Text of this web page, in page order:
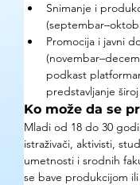
Snimanje i
Promocija i javni
podkast
predstavljanje
Ko može da se
Mladi od 18 do 30
istraživači, aktivisti,
umetnosti i srodnih
se bave produkcijom